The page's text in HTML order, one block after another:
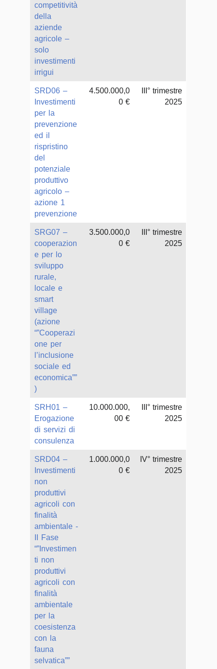
competitività
della
aziende
agricole –
solo
investimenti
irrigui
SRD06 –
Investimenti
per la
prevenzione
ed il
rispristino
del
potenziale
produttivo
agricolo –
azione 1
prevenzione
4.500.000,0
0 €
III° trimestre
2025
SRG07 –
cooperazion
e per lo
sviluppo
rurale,
locale e
smart
village
(azione
“”Cooperazi
one per
l’inclusione
sociale ed
economica””
)
3.500.000,0
0 €
III° trimestre
2025
SRH01 –
Erogazione
di servizi di
consulenza
10.000.000,
00 €
III° trimestre
2025
SRD04 –
Investimenti
non
produttivi
agricoli con
finalità
ambientale -
II Fase
“”Investimen
ti non
produttivi
agricoli con
finalità
ambientale
per la
coesistenza
con la
fauna
selvatica””
1.000.000,0
0 €
IV° trimestre
2025